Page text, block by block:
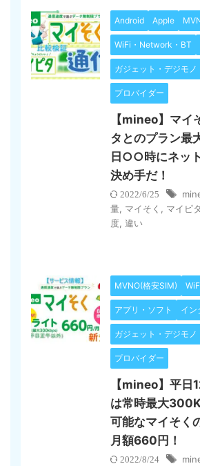
Android Apple
WiFi・Network・BT
ガジェット・デジモノ
プロバイダー
【mineo】マイ
タとのプラン最
日○○時にネッ
決め手だ！
2022/6/25
量, マイそく , マイピタ
度, 違い
MVNO(格安SIM)
アプリ・ソフト イン
ガジェット・デジモノ
プロバイダー
【mineo】平日
は常時最大
可能なマイそく
月額660円！
2022/8/24